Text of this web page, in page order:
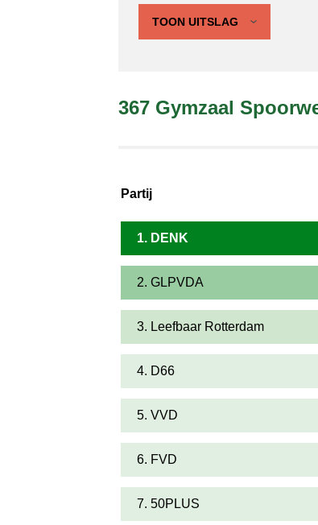
TOON UITSLAG
367 Gymzaal
Partij
1. DENK
2. GLPVDA
3. Leefbaar Rotterdam
4. D66
5. VVD
6. FVD
7. 50PLUS